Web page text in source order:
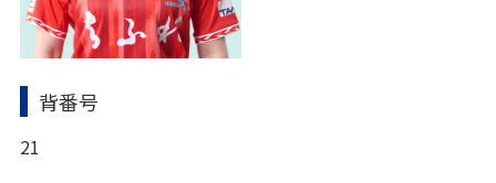
背番号
21